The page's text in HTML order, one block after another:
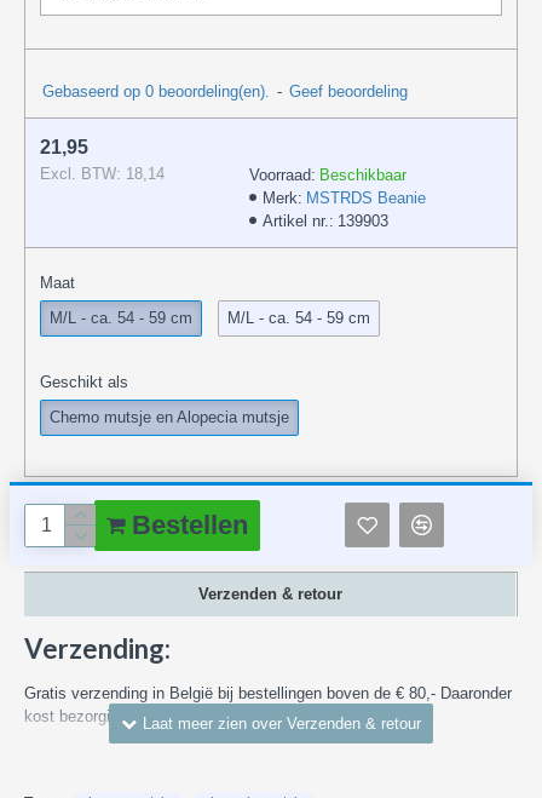
Gebaseerd op 0 beoordeling(en). - Geef beoordeling
21,95
Excl. BTW: 18,14 Voorraad: Beschikbaar
Merk: MSTRDS Beanie
Artikel nr.: 139903
Maat
M/L - ca. 54 - 59 cm
M/L - ca. 54 - 59 cm
Geschikt als
Chemo mutsje en Alopecia mutsje
Bestellen
Verzenden & retour
Verzending:
Gratis verzending in België bij bestellingen boven de € 80,- Daaronder
kost bezorging in België vanaf € 7,55